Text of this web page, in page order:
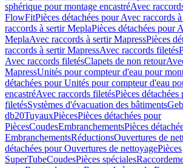
sphérique pour montage encastréAvec
FlowFitPièces détachées pour Avec raccords
raccords à sertir MeplaPièces détachées pour
MeplaAvec raccords à sertir MapressPièces
raccords à sertir MapressAvec raccords filetés
Avec raccords filetésClapets de non retour
MapressUnités pour compteur d'eau pour
détachées pour Unités pour compteur d'eau
encastréAvec raccords filetésPièces
filetésSystèmes d'évacuation des bâtiments
db20TuyauxPiècesPièces détachées pour
PiècesCoudesEmbranchementsPièces
EmbranchementsRéductionsOuvertures de
détachées pour Ouvertures de nettoyagePièces
SuperTubeCoudesPièces spéciales